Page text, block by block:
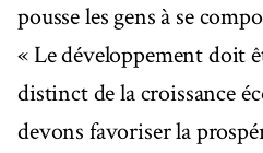
pousse les gens à se
« Le développement doit
distinct de la croissance
devons favoriser la